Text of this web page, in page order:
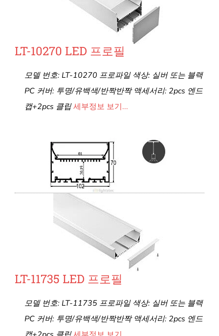
LT-10270 LED 프로필
모델 번호: LT-10270 프로파일 색상: 실버 또는 블랙
PC 커버: 투명/유백색/반짝반짝 액세서리: 2pcs 엔드
캡+2pcs 클립세부정보 보기...
LT-11735 LED 프로필
모델 번호: LT-11735 프로파일 색상: 실버 또는 블랙
PC 커버: 투명/유백색/반짝반짝 액세서리: 2pcs 엔드